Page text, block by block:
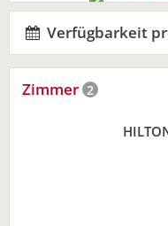
Verfügbarkeit
Zimmer 2